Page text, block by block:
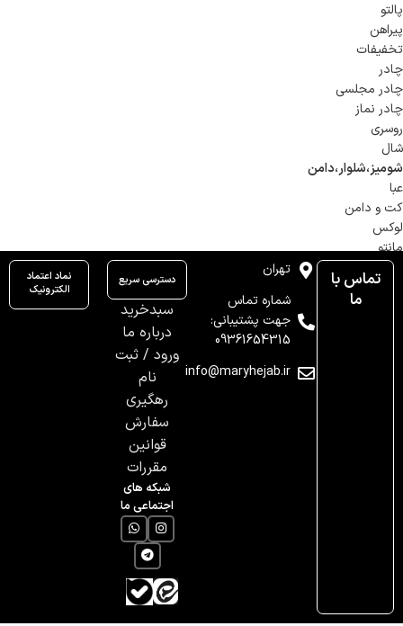
پالتو
پیراهن
تخفیفات
چادر
چادر مجلسی
چادر نماز
روسری
شال
شوميز،شلوار،دامن
عبا
کت و دامن
لوکس
مانتو
تماس با
ما
تهران
شماره تماس
جهت پشتیبانی:
09361654315
info@maryhejab.ir
دسترسی سریع
سبدخرید
درباره ما
ورود / ثبت
نام
رهگیری
سفارش
قوانین
مقررات
شبکه های
اجتماعی ما
نماد اعتماد
الکترونیک